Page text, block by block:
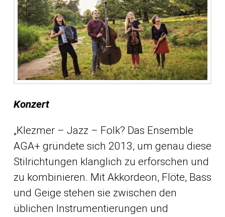
Konzert
„Klezmer – Jazz – Folk? Das Ensemble
AGA+ gründete sich 2013, um genau diese
Stilrichtungen klanglich zu erforschen und
zu kombinieren. Mit Akkordeon, Flöte, Bass
und Geige stehen sie zwischen den
üblichen Instrumentierungen und